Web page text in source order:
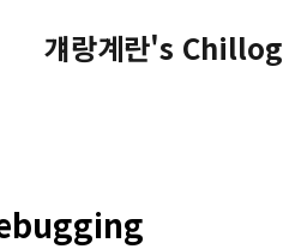
걔랑계란's Chillog